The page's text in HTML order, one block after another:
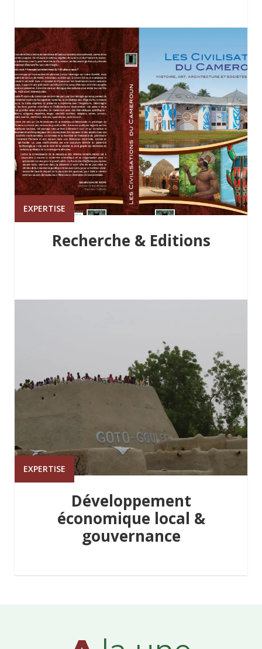
EXPERTISE
Recherche & Editions
EXPERTISE
Développement
économique local &
gouvernance